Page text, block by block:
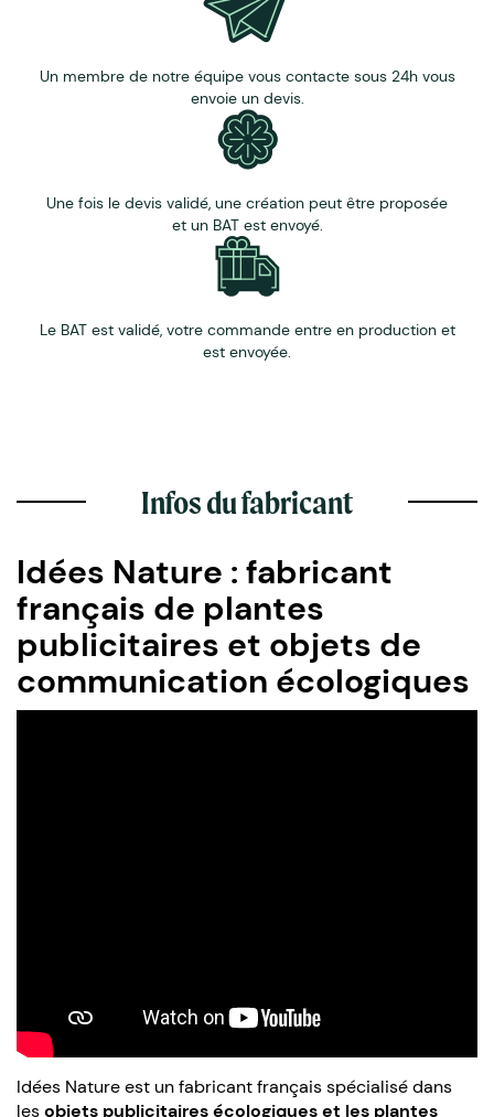
Un membre de notre équipe vous contacte sous 24h vous
envoie un devis.
Une fois le devis validé, une création peut être proposée
et un BAT est envoyé.
Le BAT est validé, votre commande entre en production et
est envoyée.
Infos du fabricant
Idées Nature : fabricant
français de plantes
publicitaires et objets de
communication écologiques
Idées Nature est un fabricant français spécialisé dans
lesobjets publicitaires écologiques et les plantes